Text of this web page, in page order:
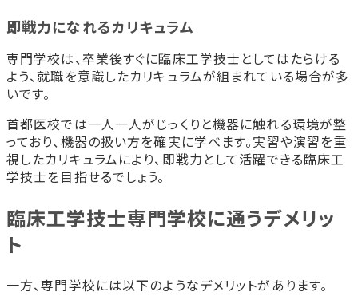
即戦力になれるカリキュラム
専門学校は、卒業後すぐに臨床工学技士としてはたらける
よう、就職を意識したカリキュラムが組まれている場合が多
いです。
首都医校では一人一人がじっくりと機器に触れる環境が整
っており、機器の扱い方を確実に学べます。実習や演習を重
視したカリキュラムにより、即戦力として活躍できる臨床工
学技士を目指せるでしょう。
臨床工学技士専門学校に通うデメリッ
ト
一方、専門学校には以下のようなデメリットがあります。